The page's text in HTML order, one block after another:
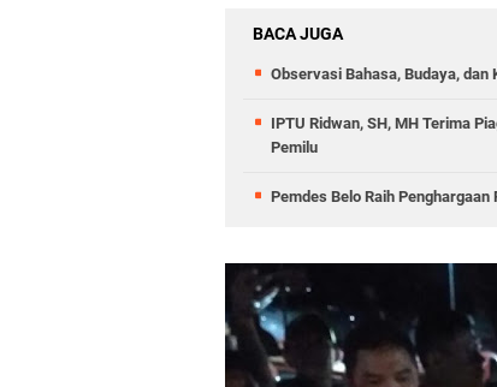
BACA JUGA
Observasi Bahasa, Budaya,
IPTU Ridwan, SH, MH Terima
Pemilu
Pemdes Belo Raih